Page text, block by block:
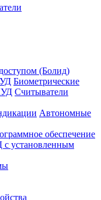
(Болид)
Биометрические
Считыватели
Автономные
обеспечение
установленным